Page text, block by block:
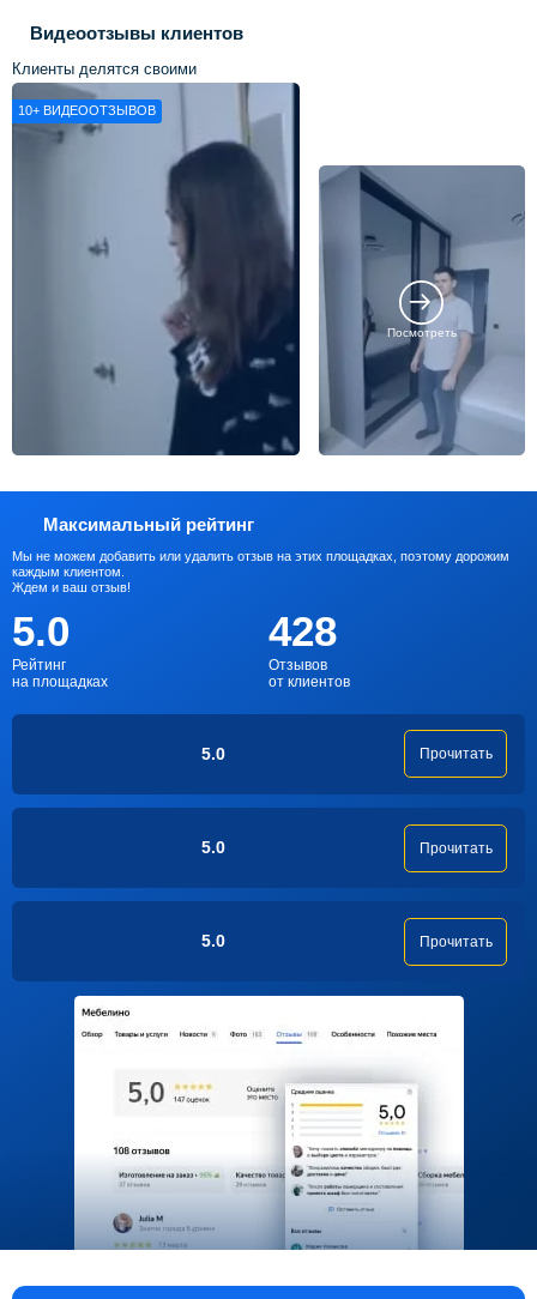
Видеоотзывы клиентов
Клиенты делятся своими
впечатлениями о нашей работе
10+ ВИДЕООТЗЫВОВ
Посмотреть
Максимальный рейтинг
Мы не можем добавить или удалить отзыв на этих площадках, поэтому дорожим
каждым клиентом.
Ждем и ваш отзыв!
5.0
Рейтинг
на площадках
428
Отзывов
от клиентов
5.0 Прочитать
5.0 Прочитать
5.0 Прочитать